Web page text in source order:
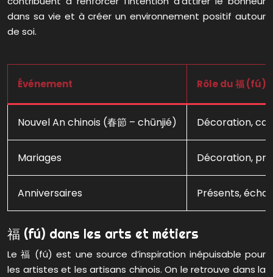
dans sa vie et à créer un environnement positif autour
de soi.
Événement Rôle du 福 (fú)
Nouvel An chinois (春節 – chūnjié) Décoration,
Mariages Décoration,
Anniversaires Présents,
福 (fú) dans les arts et métiers
Le 福 (fú) est une source d’inspiration inépuisable pour
les artistes et les artisans chinois. On le retrouve dans la